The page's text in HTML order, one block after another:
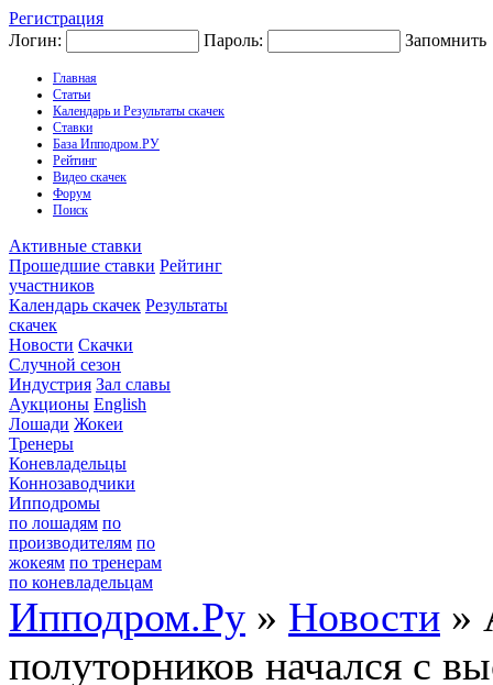
Регистрация
Логин:
Пароль: Запомнить
Главная
Статьи
Календарь и Результаты скачек
Ставки
База Ипподром.РУ
Рейтинг
Видео скачек
Форум
Поиск
Активные ставки
Прошедшие ставки Рейтинг
участников
Календарь скачек Результаты
скачек
Новости Скачки
Случной сезон
Индустрия Зал славы
Аукционы English
Лошади Жокеи
Тренеры
Коневладельцы
Коннозаводчики
Ипподромы
по лошадям по
производителям по
жокеям по тренерам
по коневладельцам
Ипподром.Ру » Новости »
полуторников начался с